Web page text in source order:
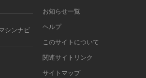
シンナビ
お知らせ一覧
ヘルプ
このサイトについて
関連サイトリンク
サイトマップ